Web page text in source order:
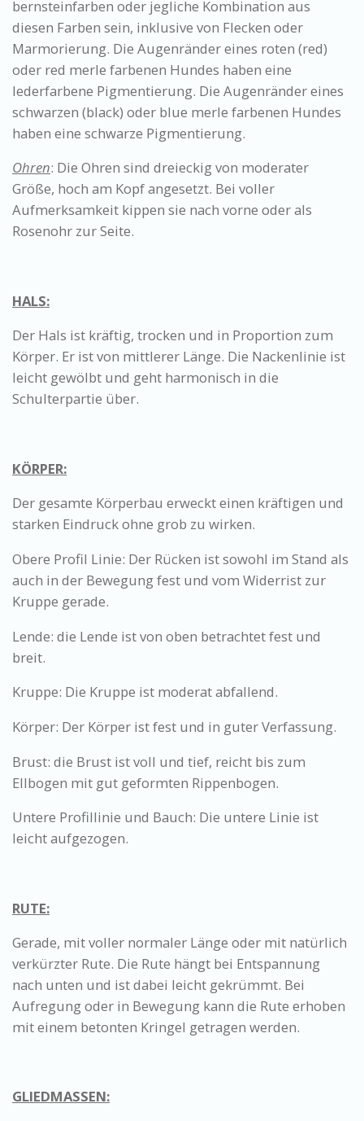
bernsteinfarben oder jegliche Kombination aus
diesen Farben sein, inklusive von Flecken oder
Marmorierung. Die Augenränder eines roten (red)
oder red merle farbenen Hundes haben eine
lederfarbene Pigmentierung. Die Augenränder eines
schwarzen (black) oder blue merle farbenen Hundes
haben eine schwarze Pigmentierung.
Ohren: Die Ohren sind dreieckig von moderater
Größe, hoch am Kopf angesetzt. Bei voller
Aufmerksamkeit kippen sie nach vorne oder als
Rosenohr zur Seite.
HALS:
​Der Hals ist kräftig, trocken und in Proportion zum
Körper. Er ist von mittlerer Länge. Die Nackenlinie ist
leicht gewölbt und geht harmonisch in die
Schulterpartie über.
KÖRPER:
Der gesamte Körperbau erweckt einen kräftigen und
starken Eindruck ohne grob zu wirken.
Obere Profil Linie: Der Rücken ist sowohl im Stand als
auch in der Bewegung fest und vom Widerrist zur
Kruppe gerade.
Lende: die Lende ist von oben betrachtet fest und
breit.
Kruppe: Die Kruppe ist moderat abfallend.
Körper: Der Körper ist fest und in guter Verfassung.
Brust: die Brust ist voll und tief, reicht bis zum
Ellbogen mit gut geformten Rippenbogen.
Untere Profillinie und Bauch: Die untere Linie ist
leicht aufgezogen.
RUTE:
Gerade, mit voller normaler Länge oder mit natürlich
verkürzter Rute. Die Rute hängt bei Entspannung
nach unten und ist dabei leicht gekrümmt. Bei
Aufregung oder in Bewegung kann die Rute erhoben
mit einem betonten Kringel getragen werden.
GLIEDMASSEN: